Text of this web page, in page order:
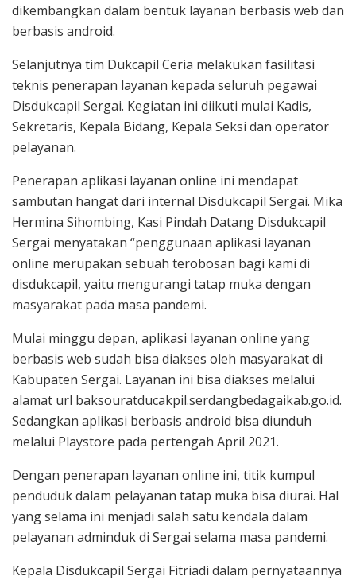
dikembangkan dalam bentuk layanan berbasis web dan
berbasis android.
Selanjutnya tim Dukcapil Ceria melakukan fasilitasi
teknis penerapan layanan kepada seluruh pegawai
Disdukcapil Sergai. Kegiatan ini diikuti mulai Kadis,
Sekretaris, Kepala Bidang, Kepala Seksi dan operator
pelayanan.
Penerapan aplikasi layanan online ini mendapat
sambutan hangat dari internal Disdukcapil Sergai. Mika
Hermina Sihombing, Kasi Pindah Datang Disdukcapil
Sergai menyatakan “penggunaan aplikasi layanan
online merupakan sebuah terobosan bagi kami di
disdukcapil, yaitu mengurangi tatap muka dengan
masyarakat pada masa pandemi.
Mulai minggu depan, aplikasi layanan online yang
berbasis web sudah bisa diakses oleh masyarakat di
Kabupaten Sergai. Layanan ini bisa diakses melalui
alamat url baksouratducakpil.serdangbedagaikab.go.id.
Sedangkan aplikasi berbasis android bisa diunduh
melalui Playstore pada pertengah April 2021.
Dengan penerapan layanan online ini, titik kumpul
penduduk dalam pelayanan tatap muka bisa diurai. Hal
yang selama ini menjadi salah satu kendala dalam
pelayanan adminduk di Sergai selama masa pandemi.
Kepala Disdukcapil Sergai Fitriadi dalam pernyataannya